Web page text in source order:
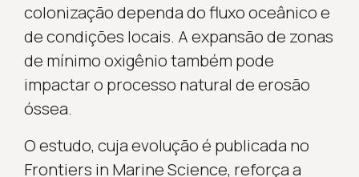
colonização dependa do fluxo oceânico e
de condições locais. A expansão de zonas
de mínimo oxigênio também pode
impactar o processo natural de erosão
óssea.
O estudo, cuja evolução é publicada no
Frontiers in Marine Science, reforça a